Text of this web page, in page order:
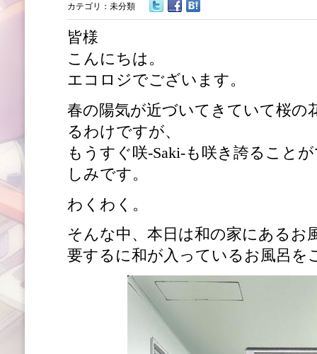
カテゴリ： 未分類
皆様
こんにちは。
エコロジでございます。
春の陽気が近づいてきていて桜の
るわけですが、
もうすぐ咲-Saki-も咲き誇ること
しみです。
わくわく。
そんな中、本日は和の家にあるお
要するに和が入っているお風呂を